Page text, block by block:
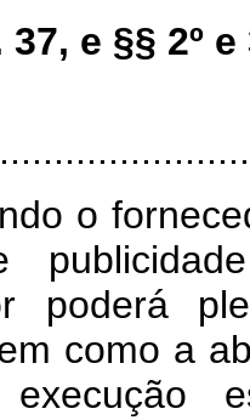
e §§ 2º
o
poderá
como a